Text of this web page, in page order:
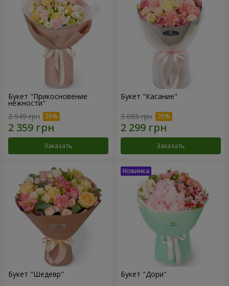
Букет "Прикосновение
нежности"
2 949 грн
Заказать
Букет "Касание"
3 065 грн
Заказать
Букет "Шедевр" Букет "Дори"